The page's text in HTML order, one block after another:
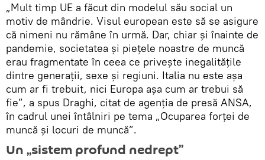
„Mult timp UE a făcut din modelul său social un
motiv de mândrie. Visul european este să se asigure
că nimeni nu rămâne în urmă. Dar, chiar şi înainte de
pandemie, societatea și piețele noastre de muncă
erau fragmentate în ceea ce priveşte inegalitățile
dintre generații, sexe și regiuni. Italia nu este așa
cum ar fi trebuit, nici Europa așa cum ar trebui să
fie”, a spus Draghi, citat de agenția de presă ANSA,
în cadrul unei întâlniri pe tema „Ocuparea forței de
muncă și locuri de muncă”.
Un „sistem profund nedrept”